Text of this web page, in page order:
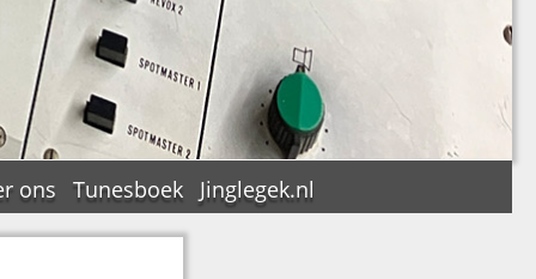
ons Tunesboek Jinglegek.nl